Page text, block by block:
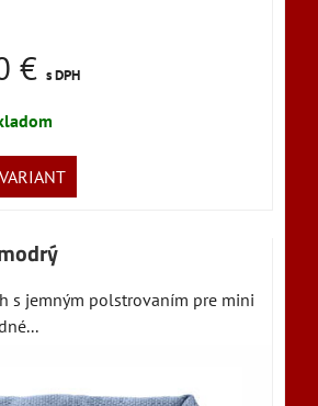
€ s DPH
s jemným polstrovaním pre mini